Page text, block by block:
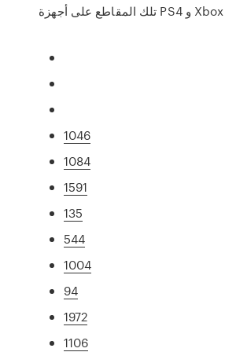
1046
1084
1591
135
544
1004
94
1972
1106